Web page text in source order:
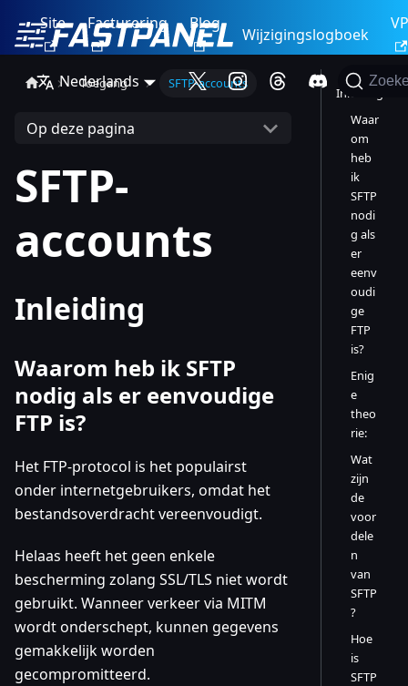
Site Facturering Blog
Wijzigingslogboek
Nederlands
Toegang SFTP-accounts
Op deze pagina
SFTP-
accounts
Inleiding
Waarom heb ik SFTP
nodig als er eenvoudige
FTP is?
Het FTP-protocol is het populairst
onder internetgebruikers, omdat het
bestandsoverdracht vereenvoudigt.
Helaas heeft het geen enkele
bescherming zolang SSL/TLS niet wordt
gebruikt. Wanneer verkeer via MITM
wordt onderschept, kunnen gegevens
gemakkelijk worden
gecompromitteerd.
Inleiding
Waar
om
heb
ik
SFTP
nodi
g als
er
eenv
oudi
ge
FTP
is?
Enig
e
theo
rie:
Wat
zijn
de
voor
dele
n
van
SFTP
?
Hoe
is
SFTP